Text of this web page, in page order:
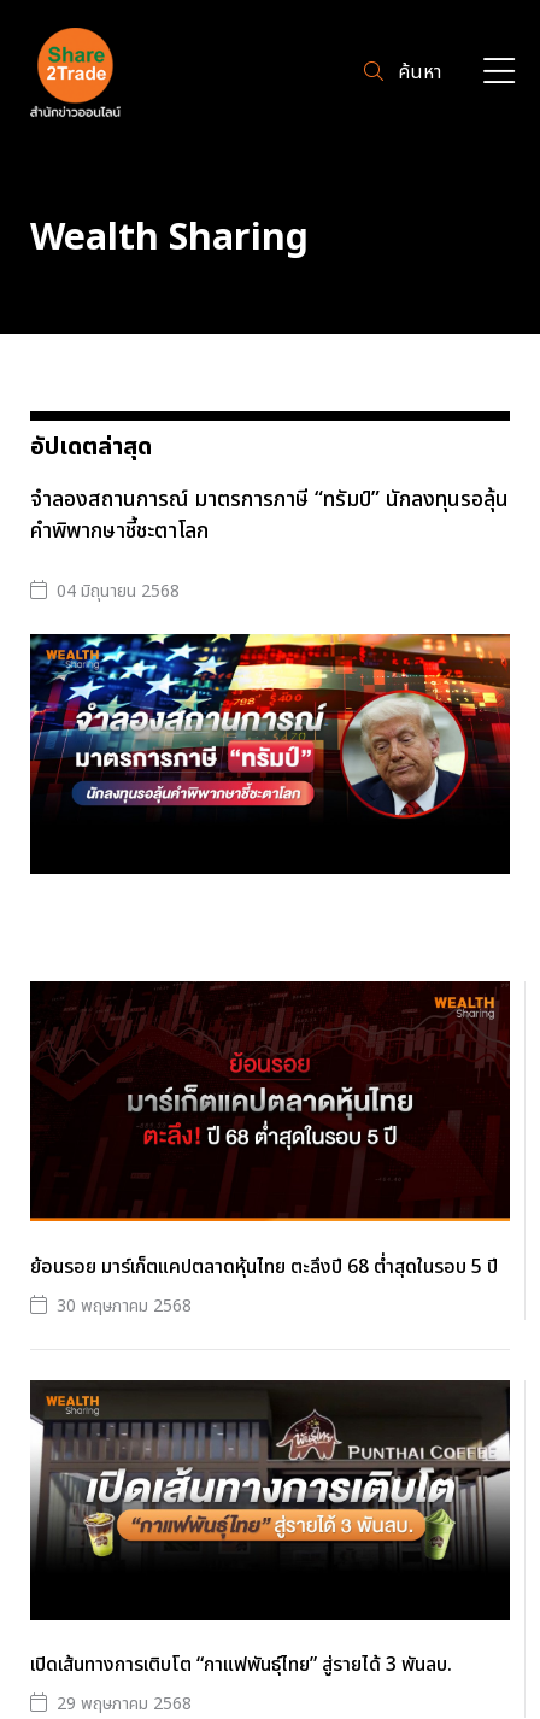
ค้นหา
Wealth Sharing
อัปเดตล่าสุด
จำลองสถานการณ์ มาตรการภาษี “ทรัมป์” นักลงทุนรอลุ้น
คำพิพากษาชี้ชะตาโลก
04 มิถุนายน 2568
ย้อนรอย มาร์เก็ตแคปตลาดหุ้นไทย ตะลึงปี 68 ต่ำสุดในรอบ 5 ปี
30 พฤษภาคม 2568
เปิดเส้นทางการเติบโต “กาแฟพันธุ์ไทย” สู่รายได้ 3 พันลบ.
29 พฤษภาคม 2568